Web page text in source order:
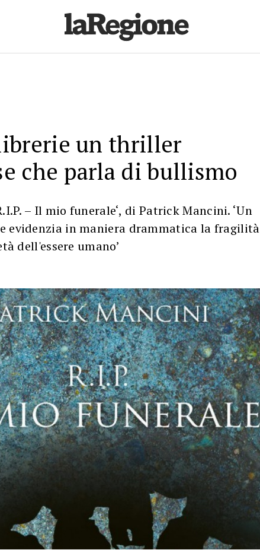
un thriller
che parla di bullismo
– Il mio funerale‘, di Patrick Mancini. ‘Un
evidenzia in maniera drammatica la fragilità
dell'essere umano’